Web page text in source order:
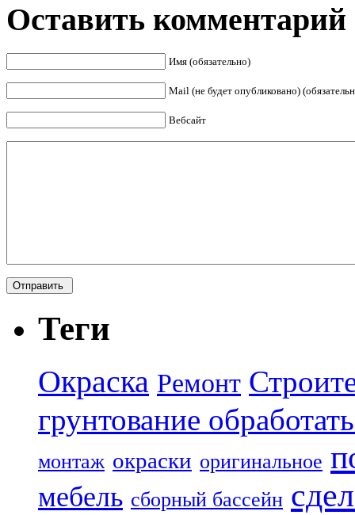
Оставить комментарий
Имя (обязательно)
Mail (не будет опубликовано)
Вебсайт
Теги
Окраска Ремонт
грунтование
монтаж окраски оригинальное
мебель сборный бассейн